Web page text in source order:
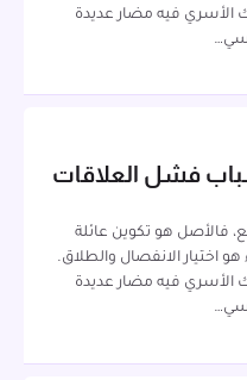
الأسري فيه مضار عديدة
فشل العلاقات
فالأصل هو تكوين عائلة
اختيار الانفصال والطلاق.
الأسري فيه مضار عديدة